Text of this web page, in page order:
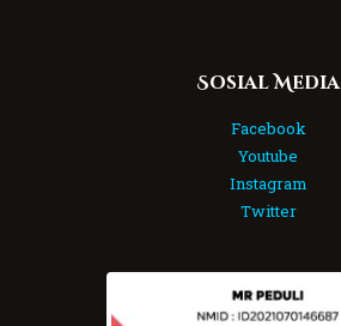
Sosial Media
Facebook
Youtube
Instagram
Twitter